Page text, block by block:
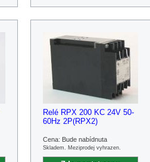
Relé RPX 200 KC 24V 50-
60Hz 2P(RPX2)
Cena: Bude nabídnuta
Skladem. Meziprodej vyhrazen.